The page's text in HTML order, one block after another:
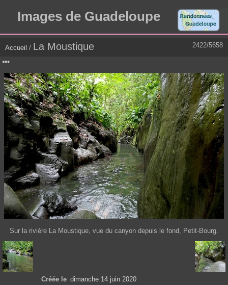
Images de Guadeloupe
2422/5658
Accueil / La Moustique
Sur la rivière La Moustique, vue du canyon depuis le fond, Petit-Bourg.
Créée le dimanche 14 juin 2020